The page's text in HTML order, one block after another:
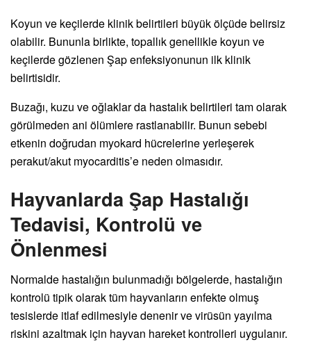
Koyun ve keçilerde klinik belirtileri büyük ölçüde belirsiz
olabilir. Bununla birlikte, topallık genellikle koyun ve
keçilerde gözlenen Şap enfeksiyonunun ilk klinik
belirtisidir.
Buzağı, kuzu ve oğlaklar da hastalık belirtileri tam olarak
görülmeden ani ölümlere rastlanabilir. Bunun sebebi
etkenin doğrudan myokard hücrelerine yerleşerek
perakut/akut myocarditis’e neden olmasıdır.
Hayvanlarda Şap Hastalığı
Tedavisi, Kontrolü ve
Önlenmesi
Normalde hastalığın bulunmadığı bölgelerde, hastalığın
kontrolü tipik olarak tüm hayvanların enfekte olmuş
tesislerde itlaf edilmesiyle denenir ve virüsün yayılma
riskini azaltmak için hayvan hareket kontrolleri uygulanır.